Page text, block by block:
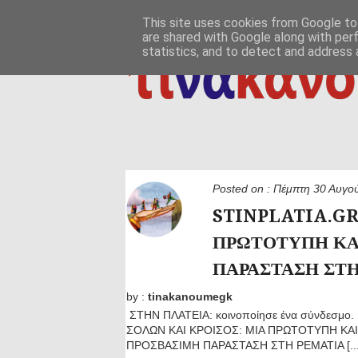
ΑΡΧΙΚΗ ΠΟΙΟΣ ΤΙ ΠΟΥ ΠΡΟΣ ΤΟ
ΕΠΙΚΟΙΝΩΝΙΑ
δημιουργία / εδαφικές, ανθρωπολογικές
Posted on : Πέμπτη 30
ΠΡΩΤΟΤΥΠΗ
ΠΑΡΑΣΤΑΣΗ
by : tinakanoumegk
ΣΤΗΝ ΠΛΑΤΕΙΑ: κοινοποίησε ένα σύνδεσμο.
ΣΟΛΩΝ ΚΑΙ ΚΡΟΙΣΟΣ: ΜΙΑ ΠΡΩΤΟΤΥΠΗ
ΠΡΟΣΒΑΣΙΜΗ ΠΑΡΑΣΤΑΣΗ ΣΤΗ ΡΕΜΑΤΙΑ
This site uses cookies from Google
are shared with Google along with
statistics, and to detect and address